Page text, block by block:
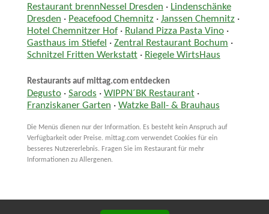
Restaurant brennNessel Dresden · Lindenschänke
Dresden · Peacefood Chemnitz· Janssen Chemnitz·
Hotel Chemnitzer Hof· Ruland Pizza Pasta Vino·
Gasthaus im Stiefel · Zentral Restaurant Bochum ·
Schnitzel Fritten Werkstatt· Riegele WirtsHaus
Restaurants auf mittag.com entdecken
Degusto· Sarods · WIPPN´BK Restaurant·
Franziskaner Garten · Watzke Ball- & Brauhaus
Die Menüs dienen nur der Information. Es besteht kein Anspruch auf
Verfügbarkeit oder Preise. mittag.com verwendet Cookies für ein
besseres Nutzererlebnis. Fragen Sie im Restaurant für mehr
Informationen zu Allergenen.